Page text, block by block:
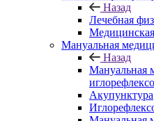
Назад
Лечебная
Мануальная
Назад
Мануальная
Акупунктура